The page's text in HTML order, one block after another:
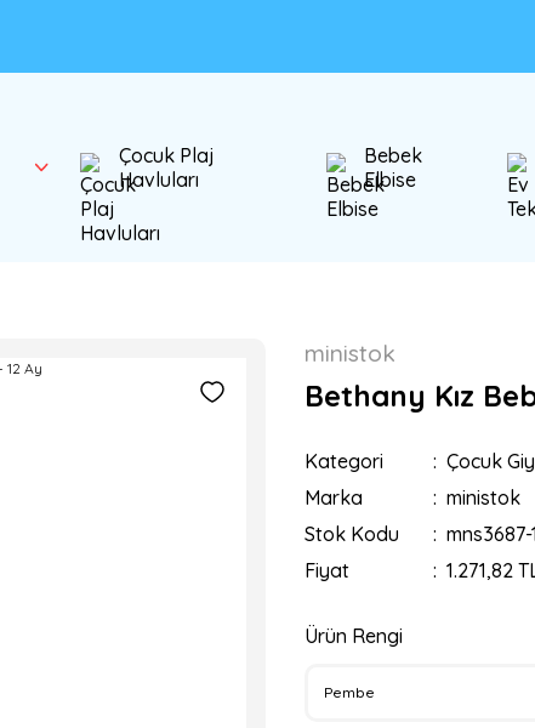
Çocuk Plaj
Havluları
Bebek
Elbise
ministok
Bethany Kız
Kategori Çocuk
Marka
ministok
Stok Kodu
Fiyat
1.271,82
Ürün Rengi